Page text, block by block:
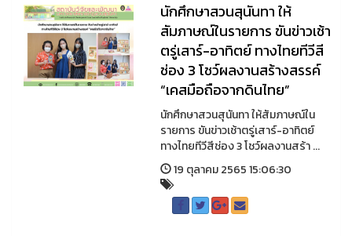
นักศึกษาสวนสุนันทา ให้
สัมภาษณ์ในรายการ ขันข่าวเช้า
ตรู่เสาร์-อาทิตย์ ทางไทยทีวีสี
ช่อง 3 โชว์ผลงานสร้างสรรค์
“เคสมือถือจากดินไทย”
นักศึกษาสวนสุนันทา ให้สัมภาษณ์ใน
รายการ ขันข่าวเช้าตรู่เสาร์-อาทิตย์
ทางไทยทีวีสีช่อง 3 โชว์ผลงานสร้า ...
19 ตุลาคม 2565 15:06:30